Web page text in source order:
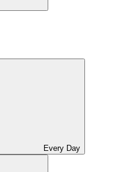
Every Day